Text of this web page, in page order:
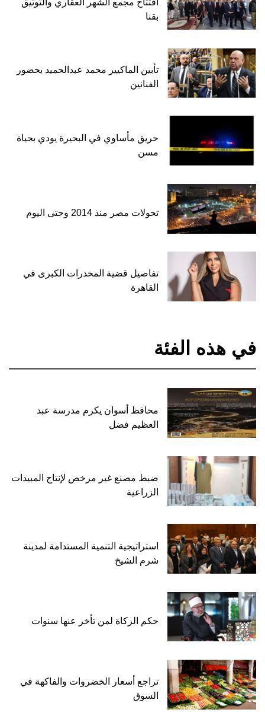
افتتاح مجمع الشهر العقاري والتوثيق
بقنا
تأبين الماكيير محمد عبدالحميد بحضور
الفنانين
حريق مأساوي في البحيرة يودي بحياة
مسن
تحولات مصر منذ 2014 وحتى اليوم
تفاصيل قضية المخدرات الكبرى في
القاهرة
في هذه الفئة
محافظ أسوان يكرم مدرسة عبد
العظيم فضل
ضبط مصنع غير مرخص لإنتاج المبيدات
الزراعية
استراتيجية التنمية المستدامة لمدينة
شرم الشيخ
حكم الزكاة لمن تأخر عنها سنوات
تراجع أسعار الخضروات والفاكهة في
السوق